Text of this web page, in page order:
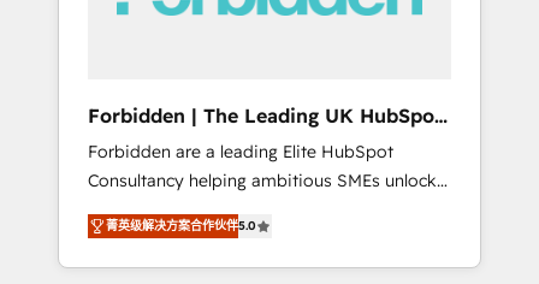
custom : CRM UI Extensions (React),
B2B, Immobilier, Viticulture, Finance. 🚀 Nos
livrables : migration sécurisée,
implémentation Marketing + Sales + Service
Hub, synchronisation ERP ↔ HubSpot temps
réel, formation équipes. 🏆 +350 projets
livrés. Accrédités HubSpot CRM
Forbidden | The Leading UK HubSpot
Consultancy
Forbidden are a leading Elite HubSpot
Consultancy helping ambitious SMEs unlock
the full potential of HubSpot. Too many
businesses invest in HubSpot but never see
the ROI they expected due to poor adoption,
菁英级解决方案合作伙伴5.0